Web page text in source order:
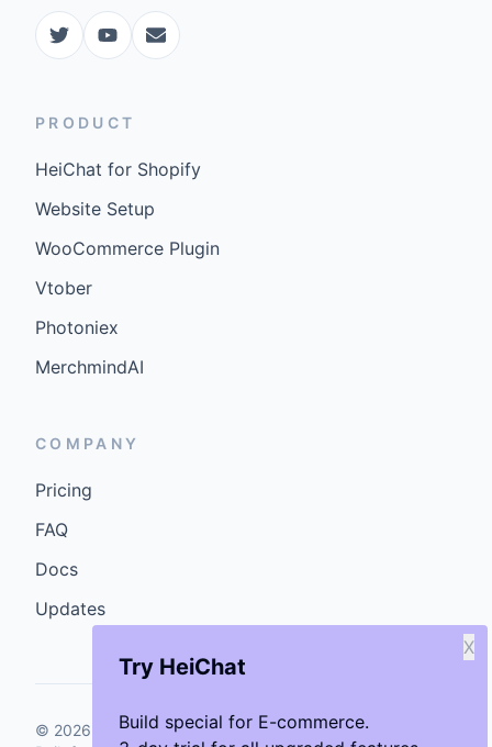
Try HeiChat
Build special for E-commerce.
X
PRODUCT
HeiChat for Shopify
Website Setup
WooCommerce Plugin
Vtober
Photoniex
MerchmindAI
COMPANY
Pricing
FAQ
Docs
Updates
© 2026 GenCybers Inc. All rights reserved.